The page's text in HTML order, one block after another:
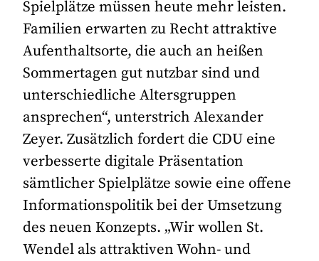
Spielplätze müssen heute mehr leisten.
Familien erwarten zu Recht attraktive
Aufenthaltsorte, die auch an heißen
Sommertagen gut nutzbar sind und
unterschiedliche Altersgruppen
ansprechen“, unterstrich Alexander
Zeyer. Zusätzlich fordert die CDU eine
verbesserte digitale Präsentation
sämtlicher Spielplätze sowie eine offene
Informationspolitik bei der Umsetzung
des neuen Konzepts. „Wir wollen St.
Wendel als attraktiven Wohn- und